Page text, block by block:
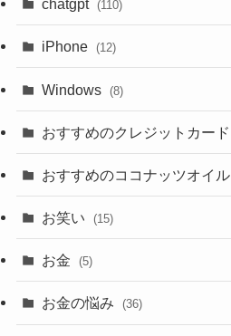
chatgpt (110)
iPhone (12)
Windows (8)
おすすめのクレジットカード
おすすめのココナッツオイル
お笑い (15)
お金 (5)
お金の悩み (36)